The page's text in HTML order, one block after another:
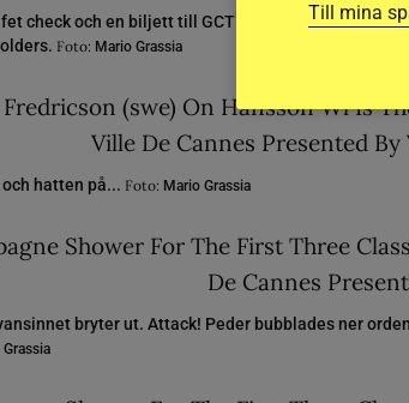
check och en biljett till GCT:s Super Grand Prix
Foto: Mario Grassia
hatten på... Foto: Mario Grassia
bryter ut. Attack! Peder bubblades ner
Till mina